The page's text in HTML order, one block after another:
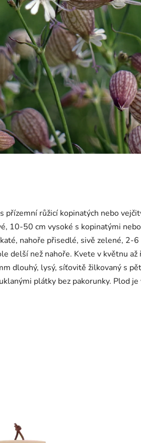
přízemní růžicí kopinatých nebo
10-50 cm vysoké s kopinatými
nahoře přisedlé, sivě zelené, 2-
delší než nahoře. Kvete v květnu
dlouhý, lysý, síťovitě žilkovaný s
plátky bez pakorunky. Plod